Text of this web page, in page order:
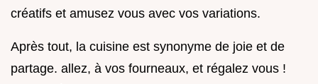
créatifs et amusez vous avec vos variations.
Après tout, la cuisine est synonyme de joie et de
partage. allez, à vos fourneaux, et régalez vous !